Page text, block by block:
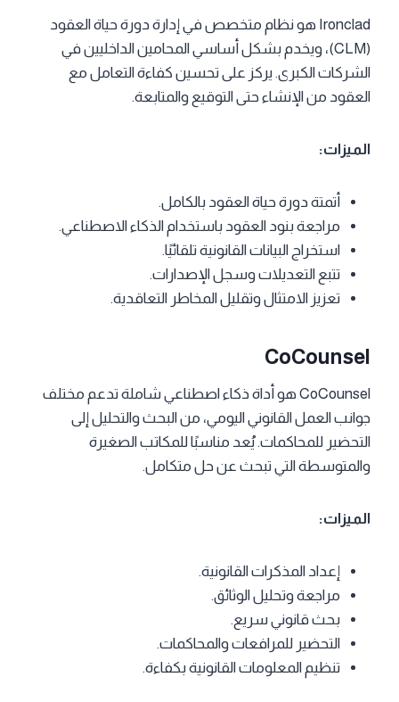
Ironclad هو نظام متخصص في إدارة دورة حياة العقود
(CLM)، ويخدم بشكل أساسي المحامين الداخليين في
الشركات الكبرى. يركز على تحسين كفاءة التعامل مع
العقود من الإنشاء حتى التوقيع والمتابعة.
الميزات:
أتمتة دورة حياة العقود بالكامل.
مراجعة بنود العقود باستخدام الذكاء الاصطناعي.
استخراج البيانات القانونية تلقائيًا.
تتبع التعديلات وسجل الإصدارات.
تعزيز الامتثال وتقليل المخاطر التعاقدية.
CoCounsel
CoCounsel هو أداة ذكاء اصطناعي شاملة تدعم مختلف
جوانب العمل القانوني اليومي، من البحث والتحليل إلى
التحضير للمحاكمات. يُعد مناسبًا للمكاتب الصغيرة
والمتوسطة التي تبحث عن حل متكامل.
الميزات:
إعداد المذكرات القانونية.
مراجعة وتحليل الوثائق.
بحث قانوني سريع.
التحضير للمرافعات والمحاكمات.
تنظيم المعلومات القانونية بكفاءة.